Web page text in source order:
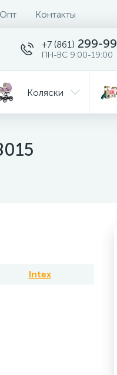
Опт Контакты
+7 (861) 299-
ПН-ВС 9:00-19:00
Коляски
у
Intex